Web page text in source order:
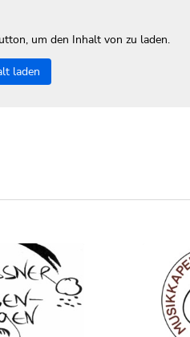
um den Inhalt von zu laden.
laden